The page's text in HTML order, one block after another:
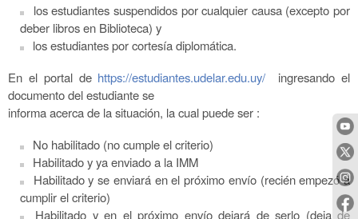
los estudiantes suspendidos por cualquier causa (excepto por
deber libros en Biblioteca) y
los estudiantes por cortesía diplomática.
En el portal de https://estudiantes.udelar.edu.uy/ ingresando el
documento del estudiante se
informa acerca de la situación, la cual puede ser :
No habilitado (no cumple el criterio)
Habilitado y ya enviado a la IMM
Habilitado y se enviará en el próximo envío (recién empezó a
cumplir el criterio)
Habilitado y en el próximo envío dejará de serlo (deja de